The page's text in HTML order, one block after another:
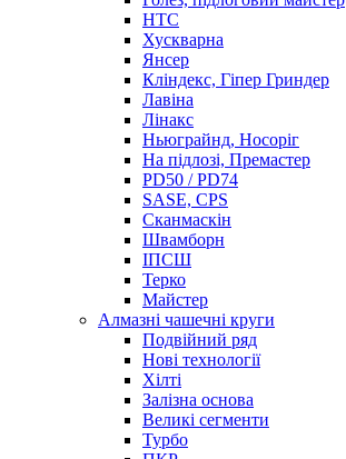
HTC
Хускварна
Янсер
Кліндекс, Гіпер Гриндер
Лавіна
Лінакс
Ньюграйнд, Носоріг
На підлозі, Премастер
PD50 / PD74
SASE, CPS
Сканмаскін
Швамборн
ІПСШ
Терко
Майстер
Алмазні чашечні круги
Подвійний ряд
Нові технології
Хілті
Залізна основа
Великі сегменти
Турбо